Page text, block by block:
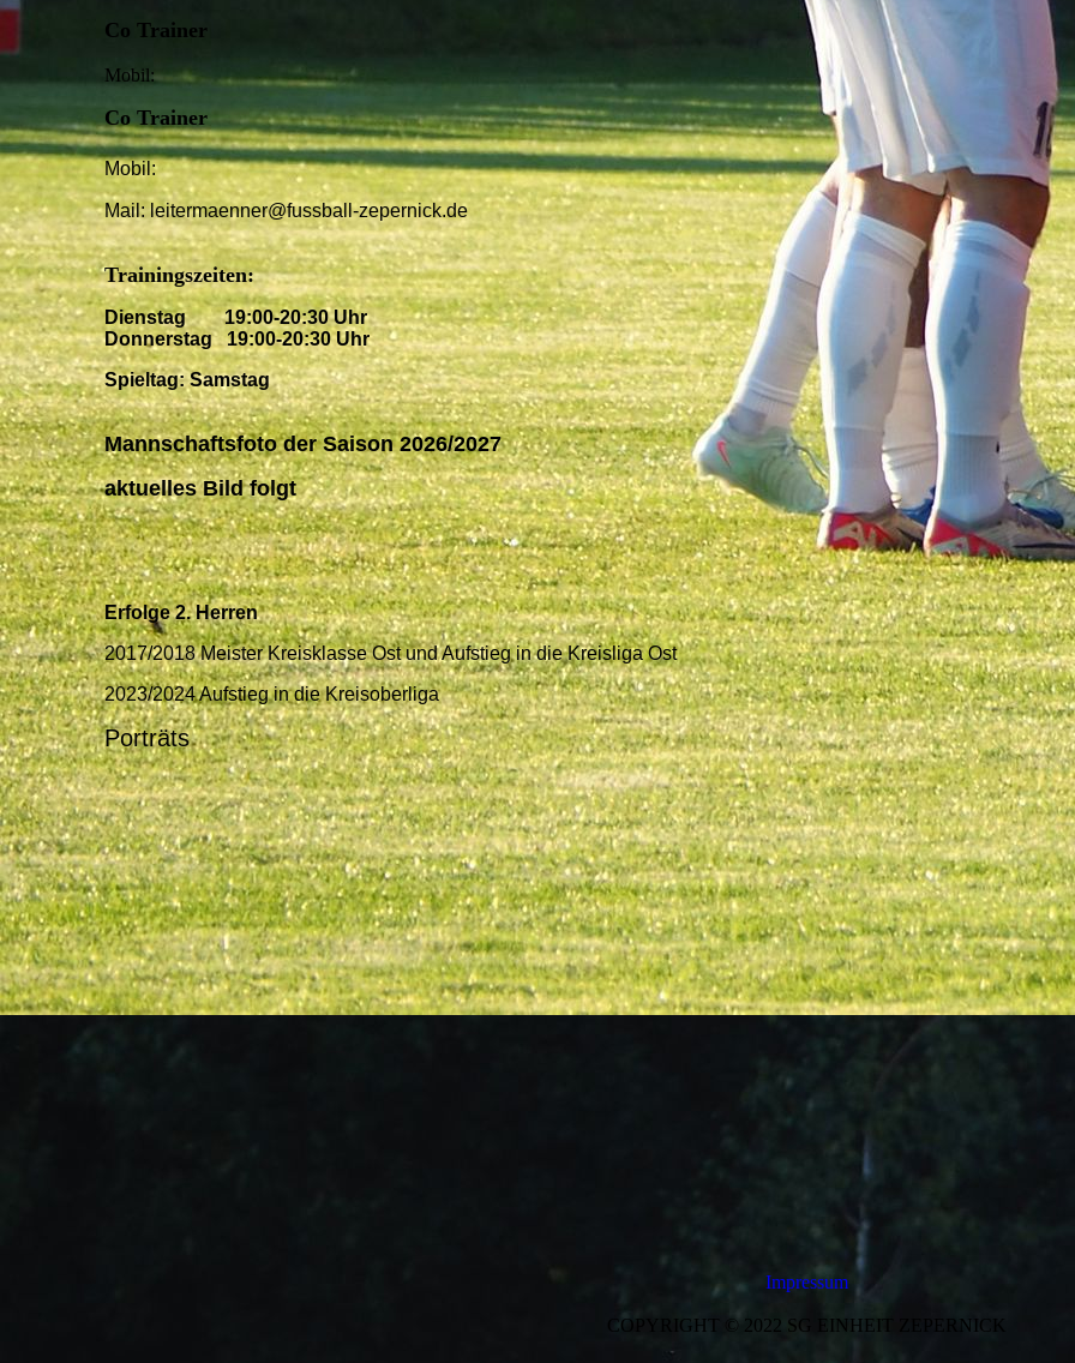
Co Trainer
Mobil:
Co Trainer
Mobil:
Mail: leitermaenner@fussball-zepernick.de
Trainingszeiten:
Dienstag 19:00-20:30 Uhr
Donnerstag 19:00-20:30 Uhr
Spieltag: Samstag
Mannschaftsfoto der Saison 2026/2027
aktuelles Bild folgt
Erfolge 2. Herren
2017/2018 Meister Kreisklasse Ost und Aufstieg in die Kreisliga Ost
2023/2024 Aufstieg in die Kreisoberliga
Porträts
Impressum
COPYRIGHT © 2022 SG EINHEIT ZEPERNICK